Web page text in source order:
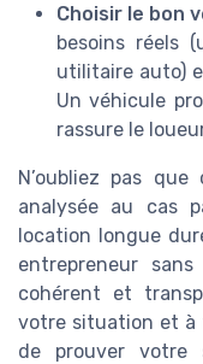
Choisir le bon
besoins réels
utilitaire auto)
Un véhicule
rassure le
N’oubliez pas
analysée au cas
location longue
entrepreneur
cohérent et
votre situation et à
de prouver